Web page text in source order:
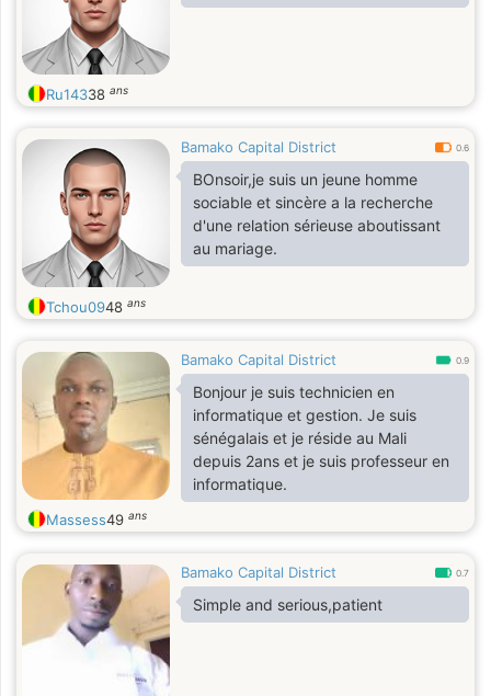
Ru14338 ans
Bamako Capital District 0.6
BOnsoir,je suis un jeune homme
sociable et sincère a la recherche
d'une relation sérieuse aboutissant
au mariage.
Tchou0948 ans
Bamako Capital District 0.9
Bonjour je suis technicien en
informatique et gestion. Je suis
sénégalais et je réside au Mali
depuis 2ans et je suis professeur en
informatique.
Massess49 ans
Bamako Capital District 0.7
Simple and serious,patient